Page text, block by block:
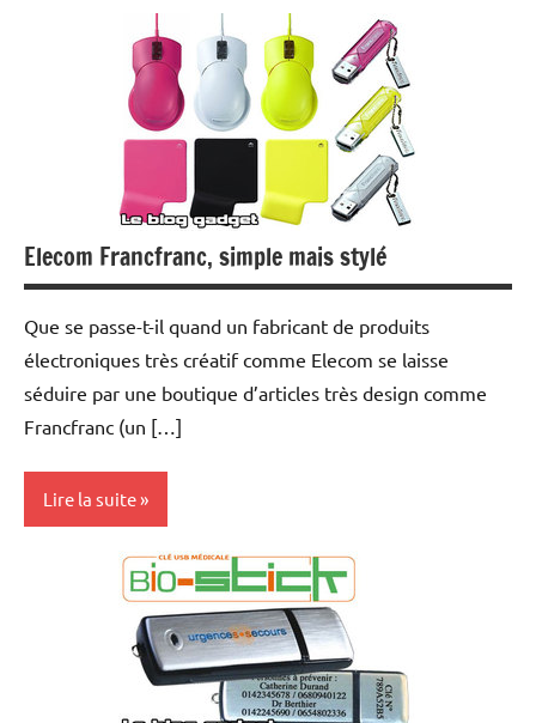
Elecom Francfranc, simple mais stylé
Que se passe-t-il quand un fabricant de produits
électroniques très créatif comme Elecom se laisse
séduire par une boutique d’articles très design comme
Francfranc (un […]
Lire la suite
Periphériques